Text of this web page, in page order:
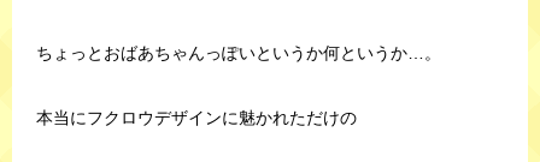
ちょっとおばあちゃんっぽいというか何というか…。
本当にフクロウデザインに魅かれただけの